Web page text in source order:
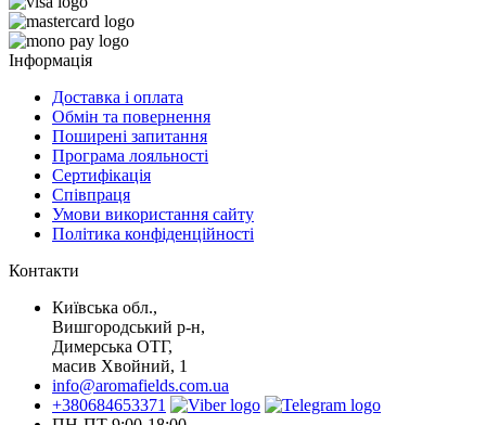
Інформація
Доставка і оплата
Обмін та повернення
Поширені запитання
Програма лояльності
Сертифікація
Співпраця
Умови використання сайту
Політика конфіденційності
Контакти
Київська обл.,
Вишгородський р-н,
Димерська ОТГ,
масив Хвойний, 1
info@aromafields.com.ua
+380684653371